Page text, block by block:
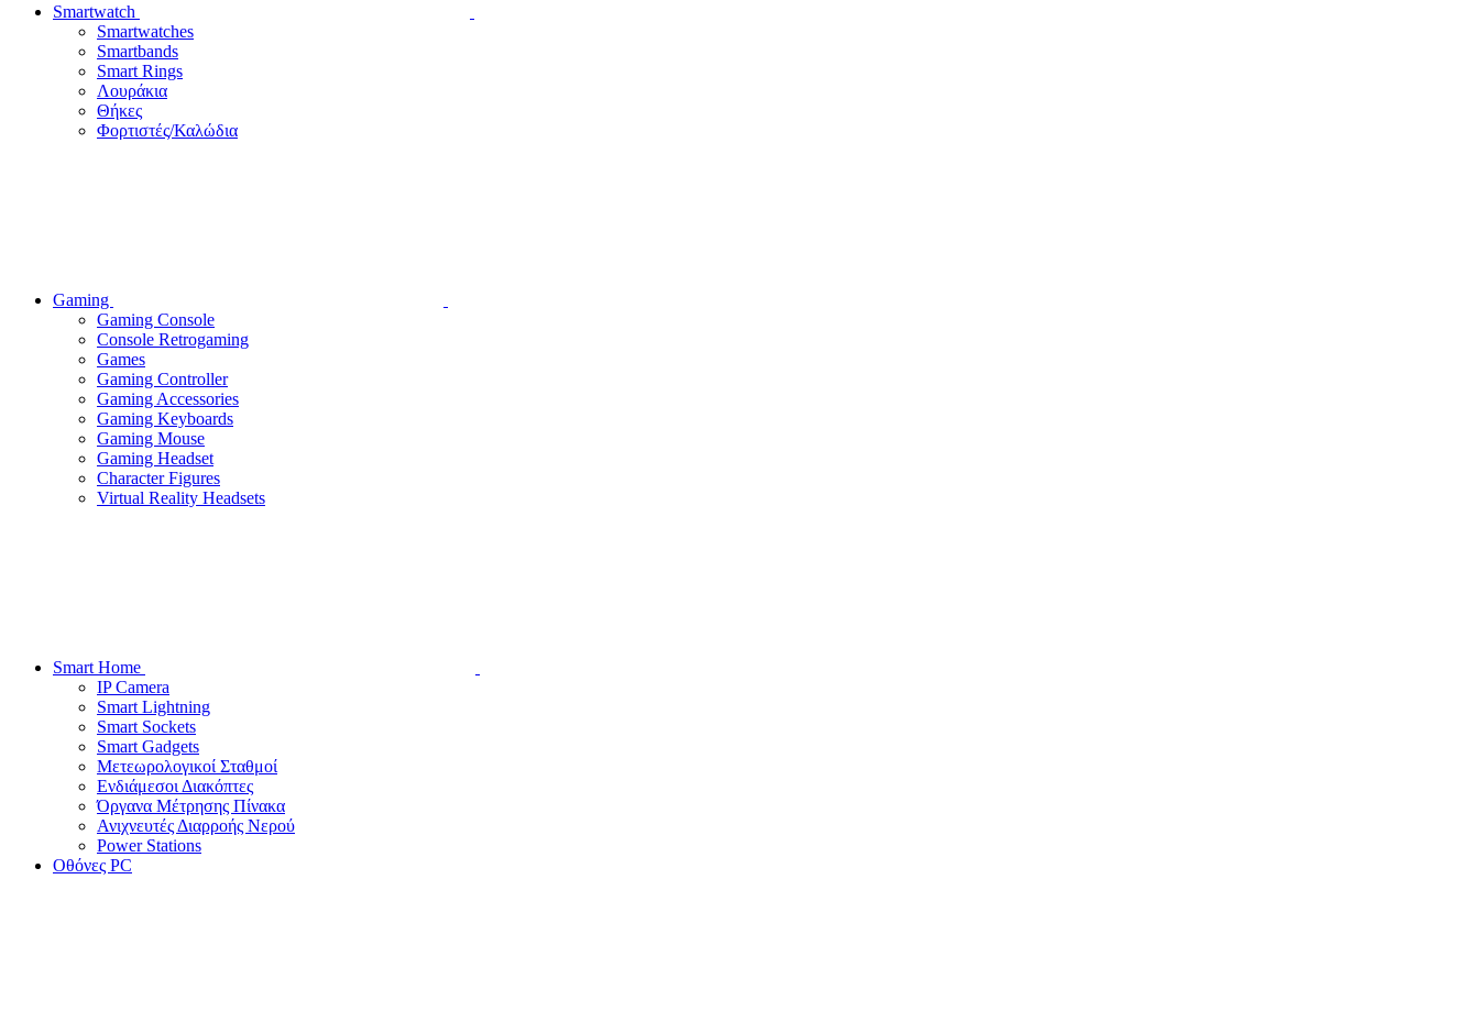
Smartwatch
Smartwatches
Smartbands
Smart Rings
Λουράκια
Θήκες
Φορτιστές/Καλώδια
Gaming
Gaming Console
Console Retrogaming
Games
Gaming Controller
Gaming Accessories
Gaming Keyboards
Gaming Mouse
Gaming Headset
Character Figures
Virtual Reality Headsets
Smart Home
IP Camera
Smart Lightning
Smart Sockets
Smart Gadgets
Μετεωρολογικοί Σταθμοί
Ενδιάμεσοι Διακόπτες
Όργανα Μέτρησης Πίνακα
Ανιχνευτές Διαρροής Νερού
Power Stations
Οθόνες PC